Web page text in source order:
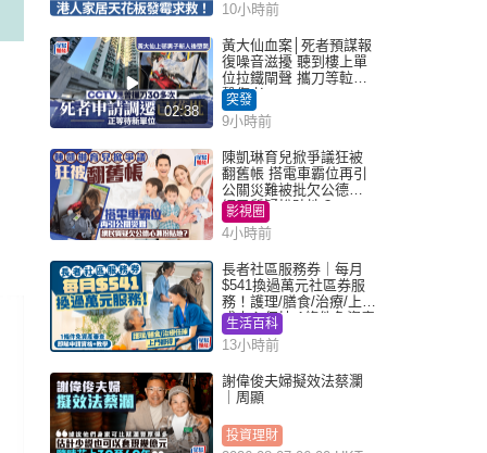
10小時前
02:38
黃大仙血案│死者預謀報
復噪音滋擾 聽到樓上單
位拉鐵閘聲 攜刀等𨋢伏
擊傷者
突發
9小時前
陳凱琳育兒掀爭議狂被
翻舊帳 搭電車霸位再引
公關災難被批欠公德心
網民質疑扮貼地？
影視圈
4小時前
長者社區服務券｜每月
$541換過萬元社區券服
務！護理/膳食/治療/上門
或中心任揀 1條件免資產
審查（附申請資格及教
學）
生活百科
13小時前
謝偉俊夫婦擬效法蔡瀾
｜周顯
投資理財